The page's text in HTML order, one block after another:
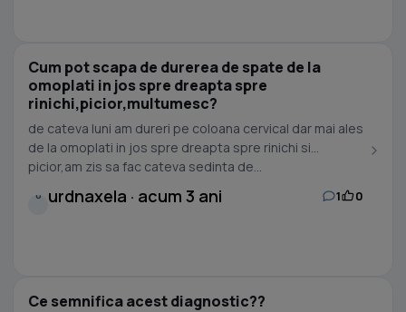
Cum pot scapa de durerea de spate de la
omoplati in jos spre dreapta spre
rinichi,picior,multumesc?
de cateva luni am dureri pe coloana cervical dar mai ales
de la omoplati in jos spre dreapta spre rinichi si
picior,am zis sa fac cateva sedinta de...
U urdnaxela · acum 3 ani 1 0
Ce semnifica acest diagnostic??